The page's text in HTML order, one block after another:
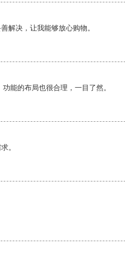
解决，让我能够放心购物。
能的布局也很合理，一目了然。
。